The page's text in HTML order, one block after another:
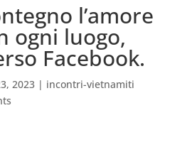
l’amore
ogni luogo,
Facebook.
2023| incontri-vietnamiti